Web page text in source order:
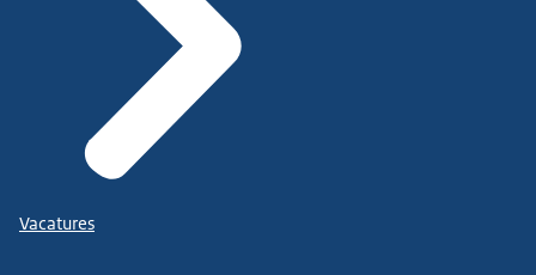
Vacatures